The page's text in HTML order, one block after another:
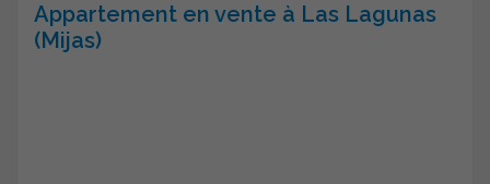
Appartement en vente à Las Lagunas
(Mijas)